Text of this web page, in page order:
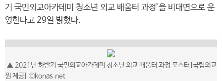
기 국민외교아카데미 청소년 외교 배움터 과정’을 비대면으로 운
영한다고 29일 밝혔다.
▲ 2021년 하반기 국민외교아카데미 청소년 외교 배움터 과정 포스터[국립외교
원 제공] ⓒkonas.net